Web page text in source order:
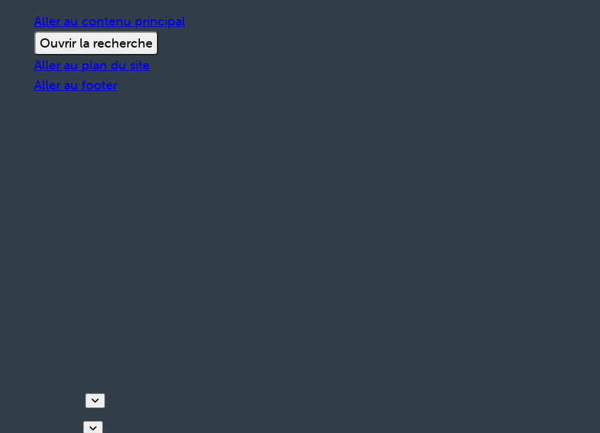
Aller au contenu principal
Ouvrir la recherche
Aller au plan du site
Aller au footer